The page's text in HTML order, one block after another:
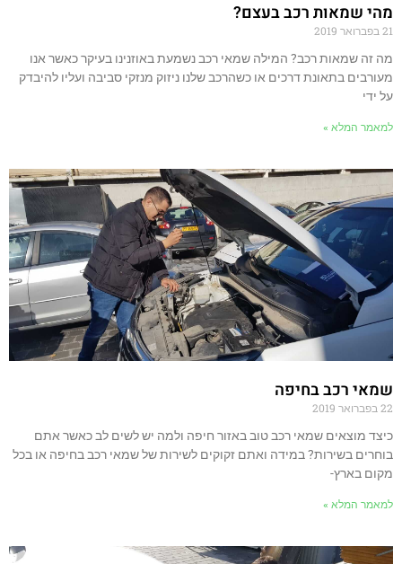
מהי שמאות רכב בעצם?
21 בפברואר 2019
מה זה שמאות רכב? המילה שמאי רכב נשמעת באוזנינו בעיקר כאשר אנו
מעורבים בתאונת דרכים או כשהרכב שלנו ניזוק מנזקי סביבה ועליו להיבדק
על ידי
למאמר המלא »
שמאי רכב בחיפה
22 בפברואר 2019
כיצד מוצאים שמאי רכב טוב באזור חיפה ולמה יש לשים לב כאשר אתם
בוחרים בשירות? במידה ואתם זקוקים לשירות של שמאי רכב בחיפה או בכל
מקום בארץ-
למאמר המלא »